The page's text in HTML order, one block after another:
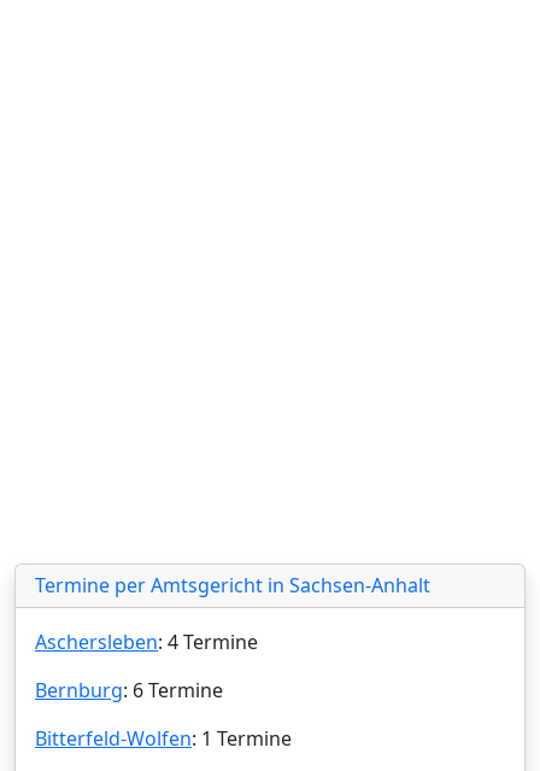
Termine per Amtsgericht in Sachsen-Anhalt
Aschersleben: 4 Termine
Bernburg: 6 Termine
Bitterfeld-Wolfen: 1 Termine